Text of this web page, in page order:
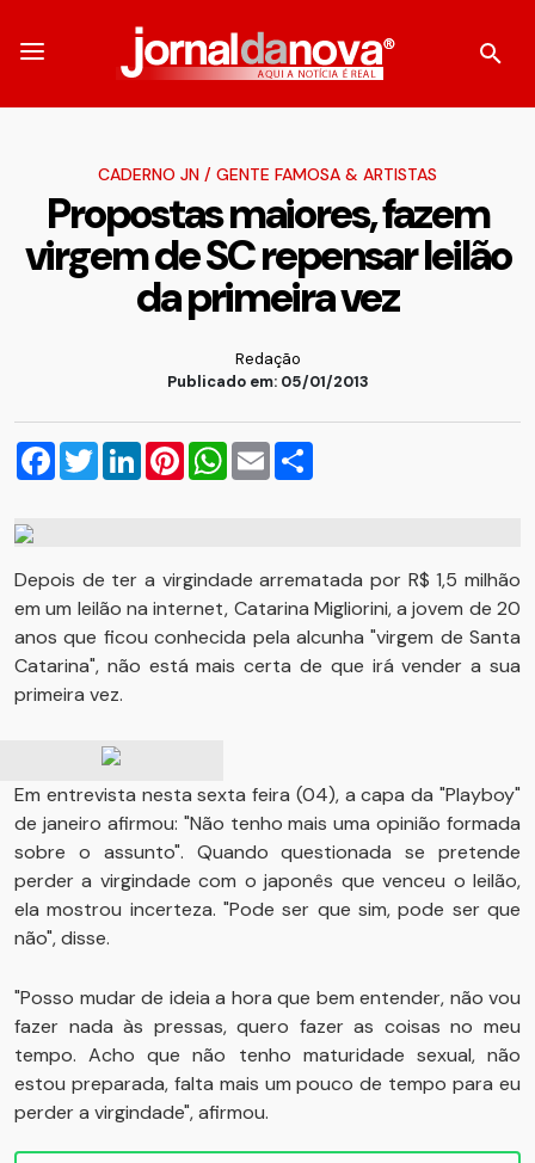
CADERNO JN / GENTE FAMOSA & ARTISTAS
Propostas maiores, fazem
virgem de SC repensar leilão
da primeira vez
Redação
Publicado em: 05/01/2013
Facebook
TwitterLinkedInPinterestWhatsApp
Email
Depois de ter a virgindade arrematada por R$ 1,5 milhão
em um leilão na internet, Catarina Migliorini, a jovem de 20
anos que ficou conhecida pela alcunha "virgem de Santa
Catarina", não está mais certa de que irá vender a sua
primeira vez.
Em entrevista nesta sexta feira (04), a capa da "Playboy"
de janeiro afirmou: "Não tenho mais uma opinião formada
sobre o assunto". Quando questionada se pretende
perder a virgindade com o japonês que venceu o leilão,
ela mostrou incerteza. "Pode ser que sim, pode ser que
não", disse.
"Posso mudar de ideia a hora que bem entender, não vou
fazer nada às pressas, quero fazer as coisas no meu
tempo. Acho que não tenho maturidade sexual, não
estou preparada, falta mais um pouco de tempo para eu
perder a virgindade", afirmou.